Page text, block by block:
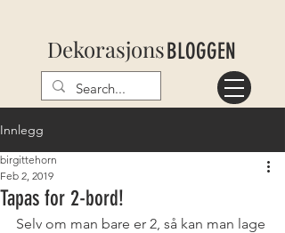
DekorasjonsBLOGGEN
Innlegg
Tapas for 2-bord!
birgittehorn
Feb 2, 2019
Selv om man bare er 2, så kan man lage